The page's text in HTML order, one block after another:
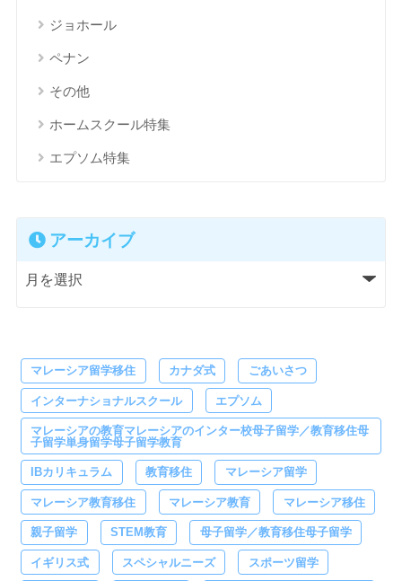
ジョホール
ペナン
その他
ホームスクール特集
エプソム特集
アーカイブ
マレーシア留学移住 カナダ式 ごあいさつ
インターナショナルスクール エプソム
マレーシアの教育マレーシアのインター校母子留学／教育移住母
子留学単身留学母子留学教育
IBカリキュラム 教育移住 マレーシア留学
マレーシア教育移住 マレーシア教育 マレーシア移住
親子留学 STEM教育 母子留学／教育移住母子留学
イギリス式 スペシャルニーズ スポーツ留学